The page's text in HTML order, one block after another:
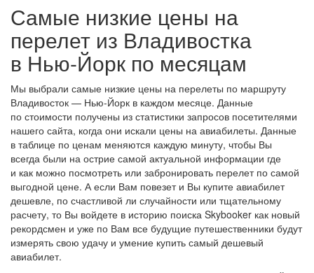
Самые низкие цены на
перелет из Владивостка
в Нью-Йорк по месяцам
Мы выбрали самые низкие цены на перелеты по маршруту
Владивосток — Нью-Йорк в каждом месяце. Данные
по стоимости получены из статистики запросов посетителями
нашего сайта, когда они искали цены на авиабилеты. Данные
в таблице по ценам меняются каждую минуту, чтобы Вы
всегда были на острие самой актуальной информации где
и как можно посмотреть или забронировать перелет по самой
выгодной цене. А если Вам повезет и Вы купите авиабилет
дешевле, по счастливой ли случайности или тщательному
расчету, то Вы войдете в историю поиска Skybooker как новый
рекордсмен и уже по Вам все будущие путешественники будут
измерять свою удачу и умение купить самый дешевый
авиабилет.